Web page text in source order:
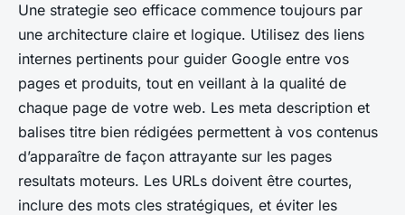
Une strategie seo efficace commence toujours par
une architecture claire et logique. Utilisez des liens
internes pertinents pour guider Google entre vos
pages et produits, tout en veillant à la qualité de
chaque page de votre web. Les meta description et
balises titre bien rédigées permettent à vos contenus
d’apparaître de façon attrayante sur les pages
resultats moteurs. Les URLs doivent être courtes,
inclure des mots cles stratégiques, et éviter les